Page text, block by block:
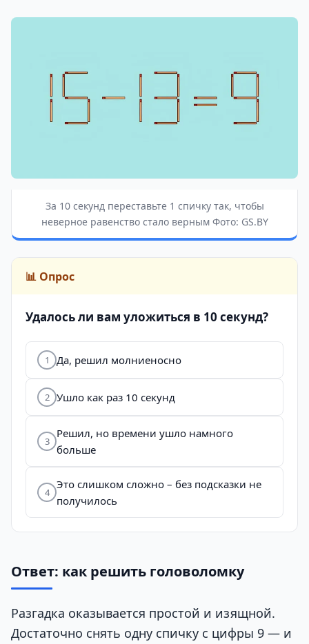
За 10 секунд переставьте 1 спичку так, чтобы
неверное равенство стало верным Фото: GS.BY
📊 Опрос
Удалось ли вам уложиться в 10 секунд?
1 Да, решил молниеносно
2 Ушло как раз 10 секунд
3
Решил, но времени ушло намного
больше
4
Это слишком сложно – без подсказки не
получилось
Ответ: как решить головоломку
Разгадка оказывается простой и изящной.
Достаточно снять одну спичку с цифры 9 — и